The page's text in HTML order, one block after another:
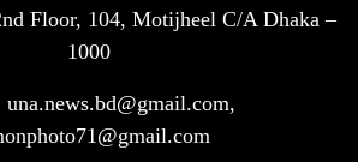
সরকারি ৩শ কেজি বই বিক্রির অভিযোগ
মাদ্রাসা সুপারের বিরুদ্ধে
গাড়ি বিক্রির পর মালিকানা পরিবর্তনে কঠোর
Floor, 104, Motijheel C/A Dhaka –
1000